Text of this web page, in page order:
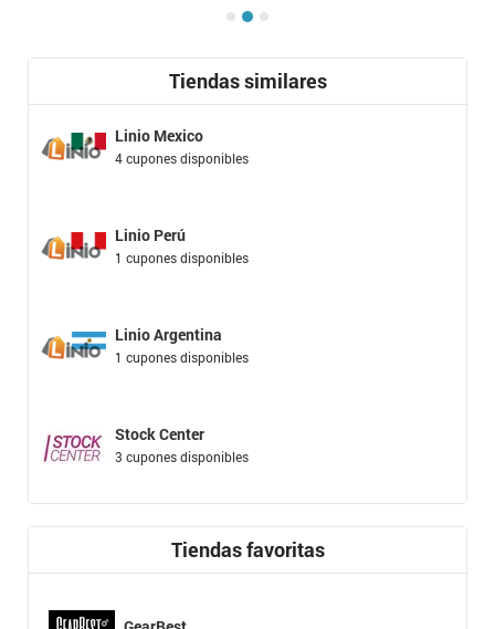
Tiendas similares
Linio Mexico
4 cupones disponibles
Linio Perú
1 cupones disponibles
Linio Argentina
1 cupones disponibles
Stock Center
3 cupones disponibles
Tiendas favoritas